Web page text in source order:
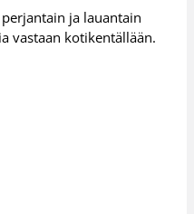
ja lauantain
vastaan kotikentällään.